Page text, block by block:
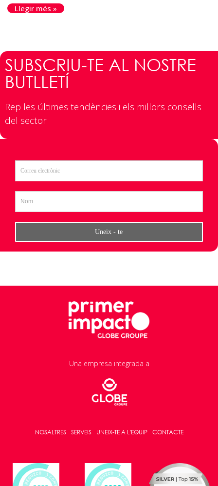
Llegir més »
SUBSCRIU-TE AL NOSTRE
BUTLLETÍ
Rep les últimes tendències i els millors consells
del sector​
Una empresa integrada a
NOSALTRES SERVEIS UNEIX-TE A L'EQUIP CONTACTE